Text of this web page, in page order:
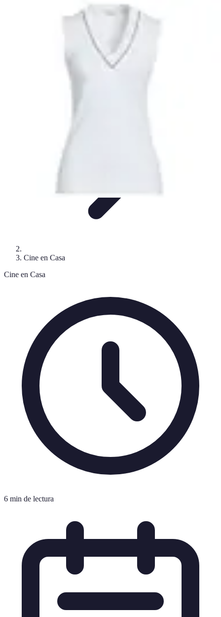
Sonido y Audio Tecnología de Entretenimiento
Cine en Casa
Cine en Casa
6 min de lectura